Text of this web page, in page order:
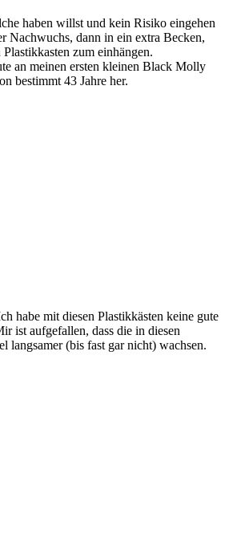
haben willst und kein Risiko eingehen
Nachwuchs, dann in ein extra Becken,
zum einhängen.
an meinen ersten kleinen Black Molly
bestimmt 43 Jahre her.
habe mit diesen Plastikkästen keine gute
ist aufgefallen, dass die in diesen
langsamer (bis fast gar nicht) wachsen.